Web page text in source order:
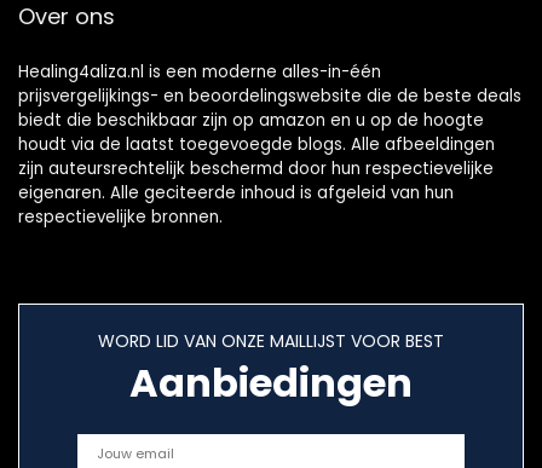
Over ons
Healing4aliza.nl is een moderne alles-in-één
prijsvergelijkings- en beoordelingswebsite die de beste deals
biedt die beschikbaar zijn op amazon en u op de hoogte
houdt via de laatst toegevoegde blogs. Alle afbeeldingen
zijn auteursrechtelijk beschermd door hun respectievelijke
eigenaren. Alle geciteerde inhoud is afgeleid van hun
respectievelijke bronnen.
WORD LID VAN ONZE MAILLIJST VOOR BEST
Aanbiedingen